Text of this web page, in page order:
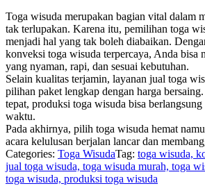
Toga wisuda merupakan bagian vital dalam
tak terlupakan. Karena itu, pemilihan toga
menjadi hal yang tak boleh diabaikan.
konveksi toga wisuda terpercaya, Anda bisa
yang nyaman, rapi, dan sesuai kebutuhan.
Selain kualitas terjamin, layanan jual toga
pilihan paket lengkap dengan harga
tepat, produksi toga wisuda bisa berlangsung
waktu.
Pada akhirnya, pilih toga wisuda hemat
acara kelulusan berjalan lancar dan
Categories: Toga WisudaTag: toga wisuda,
jual toga wisuda, toga wisuda murah, toga
toga wisuda, produksi toga wisuda